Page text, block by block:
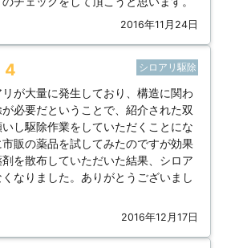
2016年11月24日
4 シロアリ駆除
が大量に発生しており、構造に関わ
必要だということで、紹介された双
し駆除作業をしていただくことにな
販の薬品を試してみたのですが効果
を散布していただいた結果、シロア
なりました。ありがとうございまし
2016年12月17日